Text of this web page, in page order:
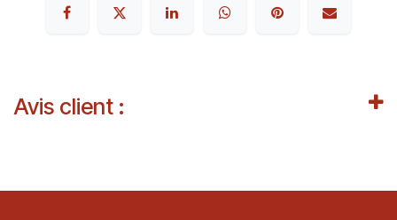
Avis client :